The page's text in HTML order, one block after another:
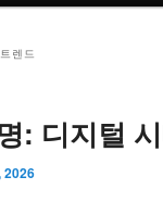
트렌드
: 디지털
2026